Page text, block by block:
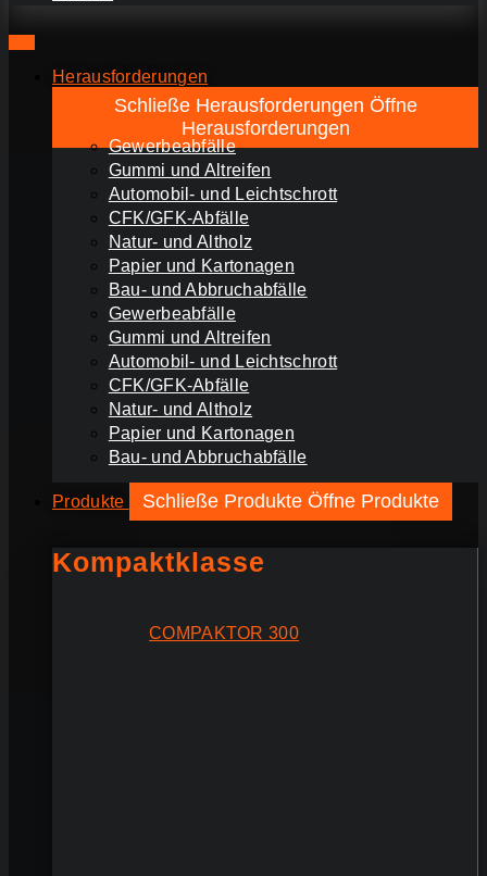
Herausforderungen
Schließe Herausforderungen Öffne
Herausforderungen
Gewerbeabfälle
Gummi und Altreifen
Automobil- und Leichtschrott
CFK/GFK-Abfälle
Natur- und Altholz
Papier und Kartonagen
Bau- und Abbruchabfälle
Gewerbeabfälle
Gummi und Altreifen
Automobil- und Leichtschrott
CFK/GFK-Abfälle
Natur- und Altholz
Papier und Kartonagen
Bau- und Abbruchabfälle
Produkte Schließe Produkte Öffne Produkte
Kompaktklasse
COMPAKTOR 300